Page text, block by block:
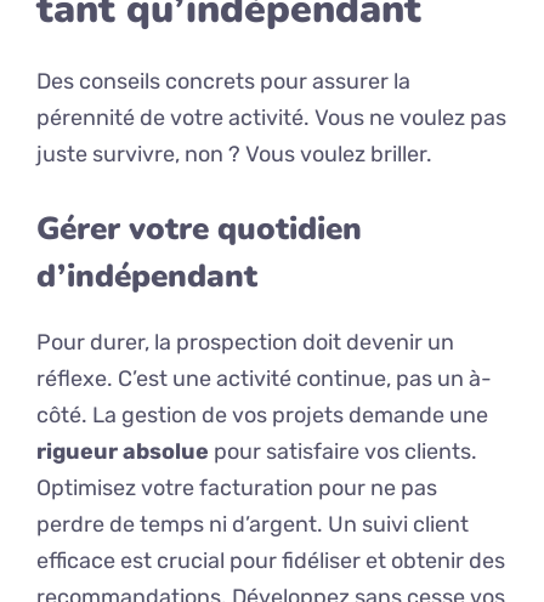
Des conseils concrets pour assurer la
pérennité de votre activité. Vous ne voulez pas
juste survivre, non ? Vous voulez briller.
Gérer votre quotidien
d’indépendant
Pour durer, la prospection doit devenir un
réflexe. C’est une activité continue, pas un à-
côté. La gestion de vos projets demande une
rigueur absolue pour satisfaire vos clients.
Optimisez votre facturation pour ne pas
perdre de temps ni d’argent. Un suivi client
efficace est crucial pour fidéliser et obtenir des